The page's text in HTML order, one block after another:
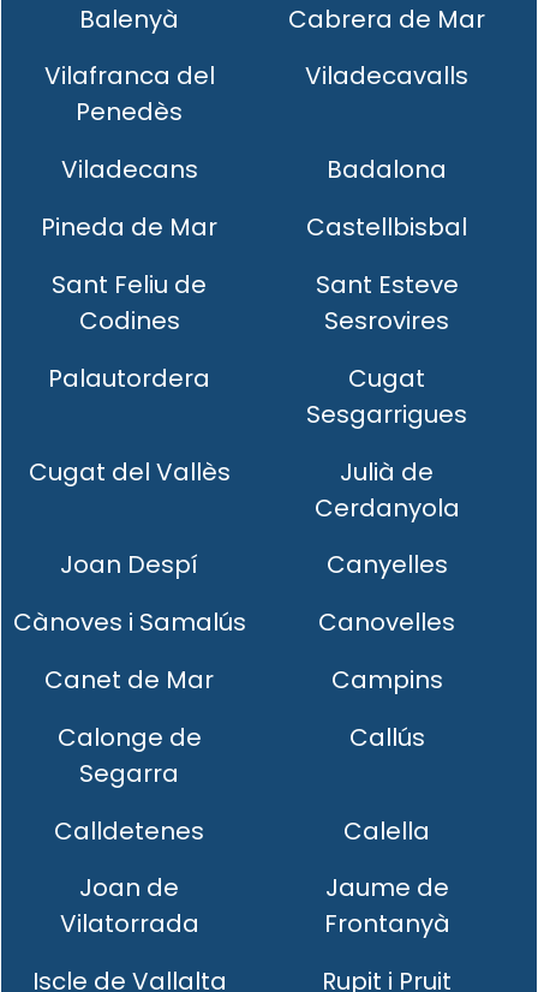
Balenyà
Cabrera de Mar
Vilafranca del
Penedès
Viladecavalls
Viladecans
Badalona
Pineda de Mar
Castellbisbal
Sant Feliu de
Codines
Sant Esteve
Sesrovires
Palautordera
Cugat
Sesgarrigues
Cugat del Vallès
Julià de
Cerdanyola
Joan Despí
Canyelles
Cànoves i Samalús
Canovelles
Canet de Mar
Campins
Calonge de
Segarra
Callús
Calldetenes
Calella
Joan de
Vilatorrada
Jaume de
Frontanyà
Iscle de Vallalta
Rupit i Pruit